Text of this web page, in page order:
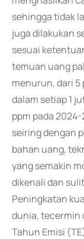
sehingga tidak
juga dilakukan
sesuai
temuan uang
menurun, dari 5
dalam setiap 1
ppm pada
seiring dengan
bahan uang,
yang semakin
dikenali dan
Peningkatan
dunia, tecermin
Tahun Emisi